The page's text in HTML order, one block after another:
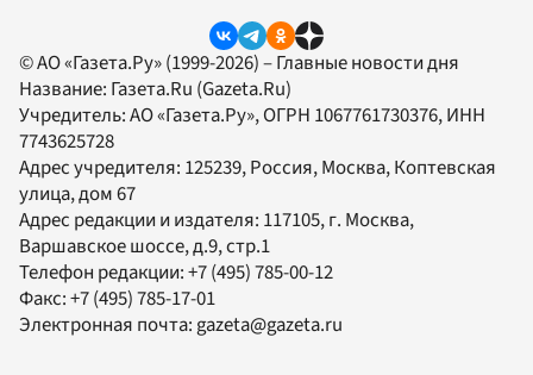
© АО «Газета.Ру» (1999-2026) – Главные новости дня
Название: Газета.Ru (Gazeta.Ru)
Учредитель:АО «Газета.Ру», ОГРН 1067761730376, ИНН
7743625728
Адрес учредителя: 125239, Россия, Москва, Коптевская
улица, дом 67
Адрес редакции и издателя: 117105, г. Москва,
Варшавское шоссе, д.9, стр.1
Телефон редакции:+7 (495) 785-00-12
Факс:+7 (495) 785-17-01
Электронная почта: gazeta@gazeta.ru